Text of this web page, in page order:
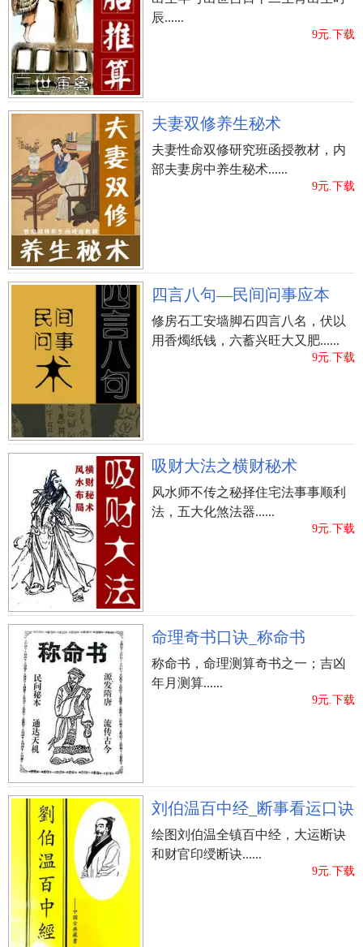
辰......
9元.下载
夫妻双修养生秘术
夫妻性命双修研究班函授教材，内
部夫妻房中养生秘术......
9元.下载
四言八句—民间问事应本
修房石工安墙脚石四言八名，伏以
用香燭纸钱，六蓄兴旺大又肥......
9元.下载
吸财大法之横财秘术
风水师不传之秘择住宅法事事顺利
法，五大化煞法器......
9元.下载
命理奇书口诀_称命书
称命书，命理测算奇书之一；吉凶
年月测算......
9元.下载
刘伯温百中经_断事看运口诀
绘图刘伯温全镇百中经，大运断诀
和财官印绶断诀......
9元.下载